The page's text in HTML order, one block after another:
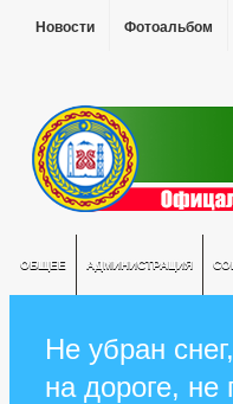
Новости Фотоальбом
ОБЩЕЕ АДМИНИСТРАЦИЯ
Не убран
на дороге, не